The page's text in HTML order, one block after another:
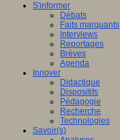
S'informer
Débats
Faits marquants
Interviews
Reportages
Brèves
Agenda
Innover
Didactique
Dispositifs
Pédagogie
Recherche
Technologies
Savoir(s)